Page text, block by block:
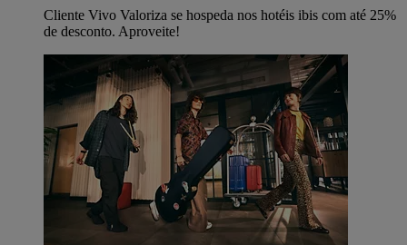
Cliente Vivo Valoriza se hospeda nos hotéis ibis com até 25%
de desconto. Aproveite!